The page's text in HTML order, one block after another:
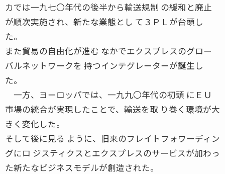
カでは一九七〇年代の後半から輸送規制 の緩和と廃止
が順次実施され、新たな業態とし て３ＰＬが台頭し
た。
また貿易の自由化が進む なかでエクスプレスのグロー
バルネットワークを 持つインテグレーターが誕生し
た。
一方、ヨーロッパでは、一九九〇年代の初頭 にＥＵ
市場の統合が実現したことで、輸送を取 り巻く環境が大
きく変化した。
そして後に見る ように、旧来のフレイトフォワーディン
グにロ ジスティクスとエクスプレスのサービスが加わっ
た新たなビジネスモデルが創造された。